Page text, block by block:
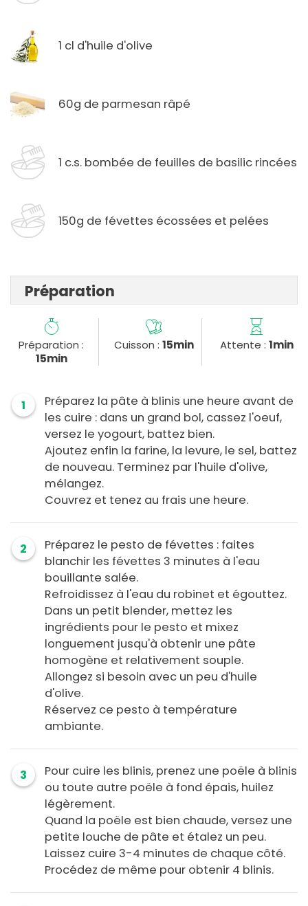
1 cl d'huile d'olive
60g de parmesan râpé
1 c.s. bombée de feuilles de basilic rincées
150g de févettes écossées et pelées
Préparation
Préparation :
15min
Cuisson : 15min Attente : 1min
1
Préparez la pâte à blinis une heure avant de
les cuire : dans un grand bol, cassez l'oeuf,
versez le yogourt, battez bien.
Ajoutez enfin la farine, la levure, le sel, battez
de nouveau. Terminez par l'huile d'olive,
mélangez.
Couvrez et tenez au frais une heure.
2
Préparez le pesto de févettes : faites
blanchir les févettes 3 minutes à l'eau
bouillante salée.
Refroidissez à l'eau du robinet et égouttez.
Dans un petit blender, mettez les
ingrédients pour le pesto et mixez
longuement jusqu'à obtenir une pâte
homogène et relativement souple.
Allongez si besoin avec un peu d'huile
d'olive.
Réservez ce pesto à température
ambiante.
3
Pour cuire les blinis, prenez une poële à blinis
ou toute autre poële à fond épais, huilez
légèrement.
Quand la poële est bien chaude, versez une
petite louche de pâte et étalez un peu.
Laissez cuire 3-4 minutes de chaque côté.
Procédez de même pour obtenir 4 blinis.